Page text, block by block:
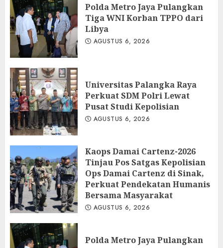
Polda Metro Jaya Pulangkan
Tiga WNI Korban TPPO dari
Libya
AGUSTUS 6, 2026
Universitas Palangka Raya
Perkuat SDM Polri Lewat
Pusat Studi Kepolisian
AGUSTUS 6, 2026
Kaops Damai Cartenz-2026
Tinjau Pos Satgas Kepolisian
Ops Damai Cartenz di Sinak,
Perkuat Pendekatan Humanis
Bersama Masyarakat
AGUSTUS 6, 2026
Polda Metro Jaya Pulangkan